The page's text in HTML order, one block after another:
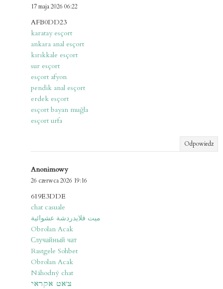
17 maja 2026 06:22
AFB0DD23
karatay esçort
ankara anal esçort
kırıkkale esçort
sur esçort
esçort afyon
pendik anal esçort
erdek esçort
esçort bayan muğla
esçort urfa
Odpowiedz
Anonimowy
26 czerwca 2026 19:16
619E3DDE
chat casuale
ميت فلايدردشة عشوائية
Obrolan Acak
Случайный чат
Rastgele Sohbet
Obrolan Acak
Náhodný chat
צ'אט אקראי